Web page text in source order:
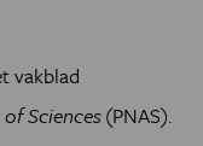
vakblad
Sciences(PNAS).